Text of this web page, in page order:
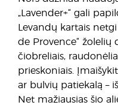
„Lavender+“ gali
Levandų kartais
de Provence“ žolelių
čiobreliais,
prieskoniais.
ar bulvių patiekalą –
Net mažiausias šio